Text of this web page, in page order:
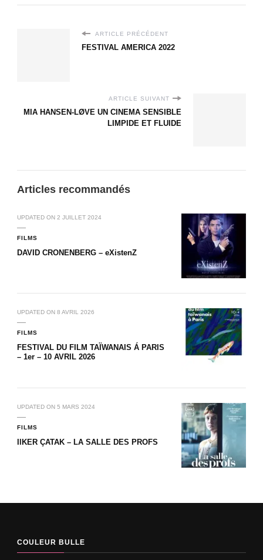
ARTICLE PRÉCÉDENT
FESTIVAL AMERICA 2022
ARTICLE SUIVANT
MIA HANSEN-LØVE UN CINEMA SENSIBLE
LIMPIDE ET FLUIDE
Articles recommandés
UPDATED ON 2 JUILLET 2024
FILMS
DAVID CRONENBERG – eXistenZ
UPDATED ON 8 AVRIL 2026
FILMS
FESTIVAL DU FILM TAÏWANAIS Á PARIS
– 1er – 10 AVRIL 2026
UPDATED ON 5 MARS 2024
FILMS
IlKER ÇATAK – LA SALLE DES PROFS
COULEUR BULLE